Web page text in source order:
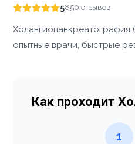
5850 отзывов
опытные врачи, быстрые
Как проходит
1